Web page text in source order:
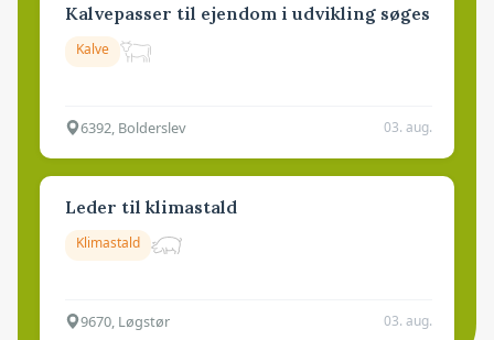
Kalvepasser til ejendom i udvikling søges
Kalve
6392, Bolderslev 03. aug.
Leder til klimastald
Klimastald
9670, Løgstør 03. aug.